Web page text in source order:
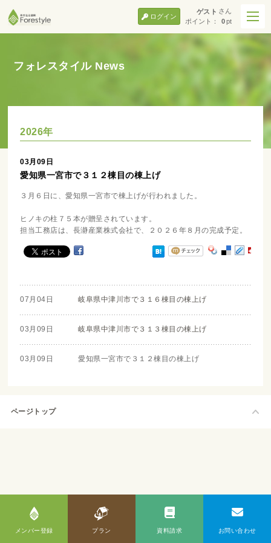
ゲスト さん
ポイント：
0pt
ログイン
フォレスタイル News
2026年
03月09日
愛知県一宮市で３１２棟目の棟上げ
３月６日に、愛知県一宮市で棟上げが行われました。
ヒノキの柱７５本が贈呈されています。
担当工務店は、長瀞産業株式会社で、２０２６年８月の完成予定。
07月04日 岐阜県中津川市で３１６棟目の棟上げ
03月09日 岐阜県中津川市で３１３棟目の棟上げ
03月09日 愛知県一宮市で３１２棟目の棟上げ
ページトップ
メンバー登録 プラン 資料請求 お問い合わせ